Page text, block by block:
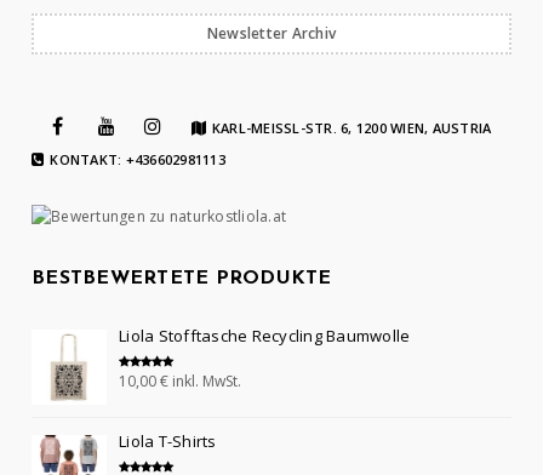
Newsletter Archiv
KARL-MEISSL-STR. 6, 1200 WIEN, AUSTRIA
KONTAKT: +436602981113
BESTBEWERTETE PRODUKTE
Liola Stofftasche Recycling Baumwolle
Bewertet mit
5.00
10,00€ inkl. MwSt.
Liola T-Shirts